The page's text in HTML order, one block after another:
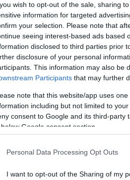
wish to opt-out of the sale, sharing
information for targeted
your selection. Please note that
seeing interest-based ads based
disclosed to third parties prior
disclosure of your personal
This information may also be
Participants that may further
note that this website/app uses
including but not limited to
consent to Google and its third-party
below Google consent section.
Personal Data Processing Opt Outs
I want to opt-out of the Sharing of my